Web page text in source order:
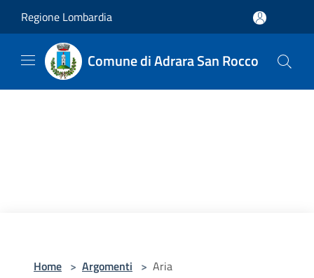
Regione Lombardia
Comune di Adrara San Rocco
Home > Argomenti > Aria